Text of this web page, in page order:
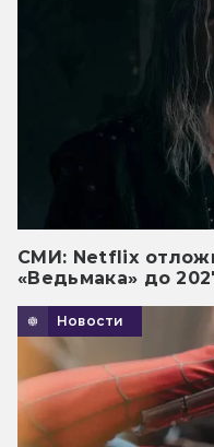
СМИ: Netflix
«Ведьмака» до
Новости